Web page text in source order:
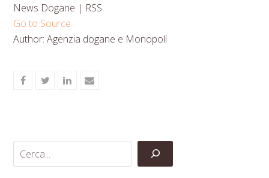
News Dogane | RSS
Go to Source
Author: Agenzia dogane e Monopoli
ShareShareShareShare